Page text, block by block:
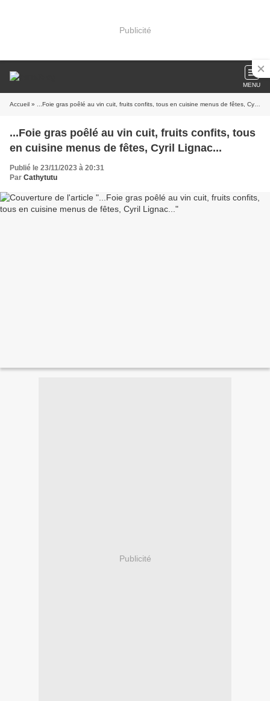
Publicité
MENU
Accueil » ...Foie gras poêlé au vin cuit, fruits confits, tous en cuisine menus de fêtes, Cyril Lignac...
...Foie gras poêlé au vin cuit, fruits confits, tous
en cuisine menus de fêtes, Cyril Lignac...
Publié le 23/11/2023 à 20:31
Par Cathytutu
Publicité